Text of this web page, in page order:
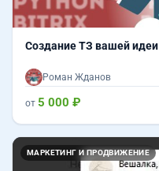
Создание ТЗ вашей идеи
Роман Жданов
от 5 000 ₽
МАРКЕТИНГ И ПРОДВИЖЕНИЕ
Назад